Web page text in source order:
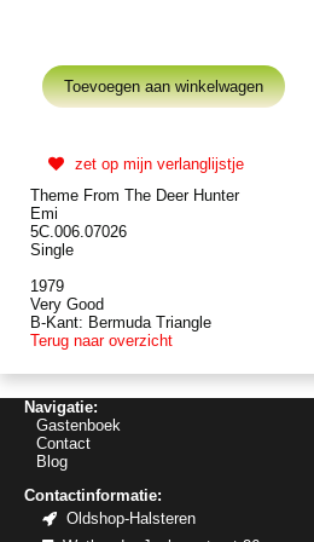
zet op mijn verlanglijstje
Theme From The Deer Hunter
Emi
5C.006.07026
Single
1979
Very Good
B-Kant: Bermuda Triangle
Terug naar overzicht
Navigatie:
Gastenboek
Contact
Blog
Contactinformatie:
Oldshop-Halsteren